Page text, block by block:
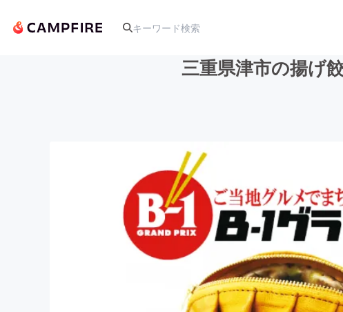
アート・写真
テクノロジー・ガジェット ゲ
映像・映画 書
ビジネス・起業 チ
三重県津市の揚げ